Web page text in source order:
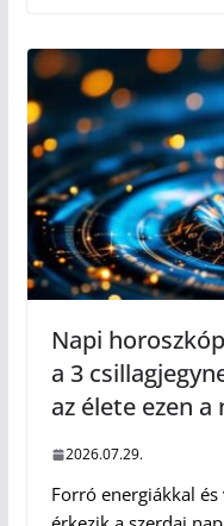
Napi
a 3
az élete ezen a
2026.07.29.
Forró energiákkal